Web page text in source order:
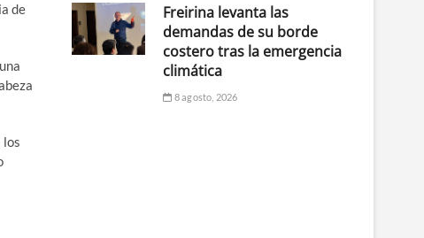
de
los
Freirina levanta las
demandas de su borde
costero tras la emergencia
climática
8 agosto, 2026